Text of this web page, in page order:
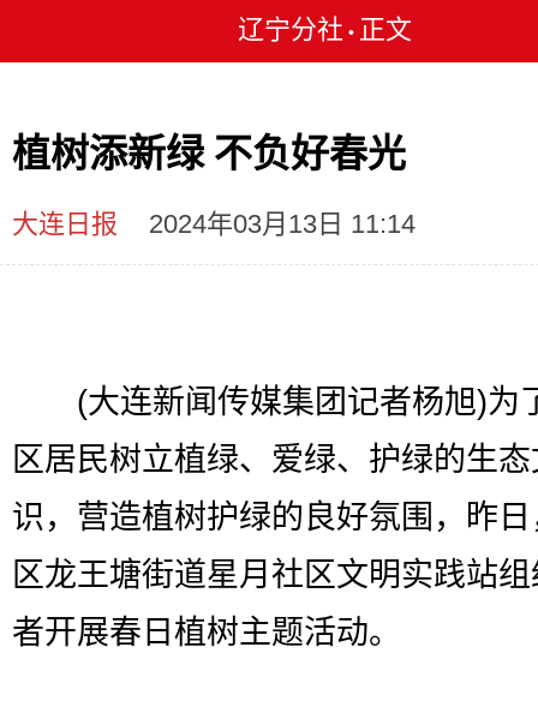
辽宁分社 • 正文
植树添新绿 不负好春光
大连日报 2024年03月13日 11:14
(大连新闻传媒集团记者杨旭)为
区居民树立植绿、爱绿、护绿的生
识，营造植树护绿的良好氛围，昨
区龙王塘街道星月社区文明实践站
者开展春日植树主题活动。